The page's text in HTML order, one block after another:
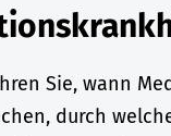
Sie, wann
durch